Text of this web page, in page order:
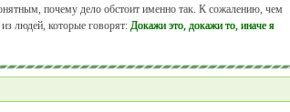
почему дело обстоит именно так. К сожалению, чем
людей, которые говорят: Докажи это, докажи то, иначе я